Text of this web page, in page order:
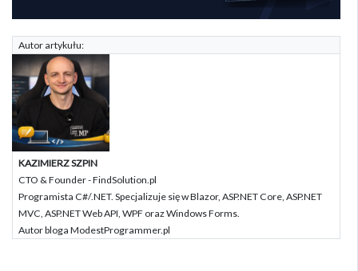
Autor artykułu:
KAZIMIERZ SZPIN
CTO & Founder - FindSolution.pl
Programista C#/.NET. Specjalizuje się w Blazor, ASP.NET Core, ASP.NET
MVC, ASP.NET Web API, WPF oraz Windows Forms.
Autor bloga ModestProgrammer.pl